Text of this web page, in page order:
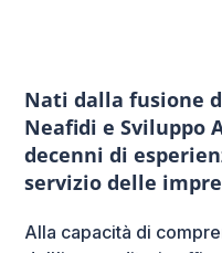
Nati dalla fusione
Neafidi e Sviluppo
decenni di
servizio delle
Alla capacità di